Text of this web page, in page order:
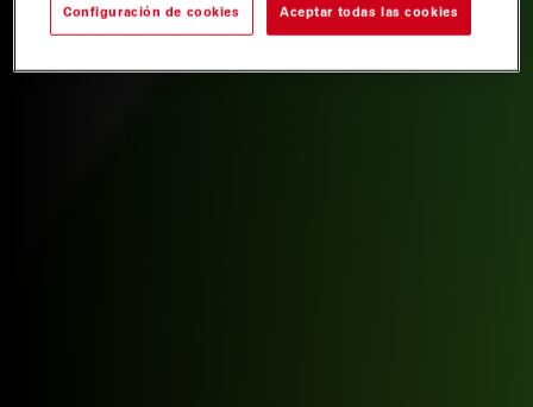
Configuración de cookies Aceptar todas las cookies